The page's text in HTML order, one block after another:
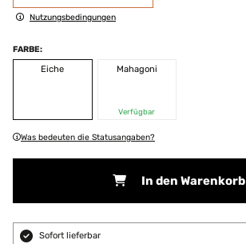
Nutzungsbedingungen
FARBE:
Eiche
Mahagoni
Verfügbar
Was bedeuten die Statusangaben?
In den Warenkorb
Sofort lieferbar